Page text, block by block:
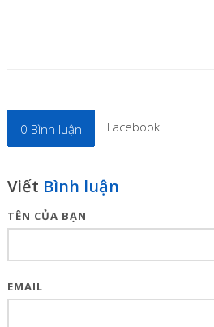
0 Bình luận Facebook
Viết Bình luận
TÊN CỦA BẠN
EMAIL